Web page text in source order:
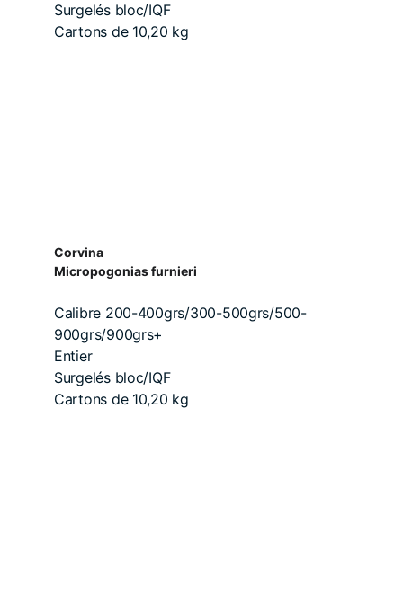
Surgelés bloc/IQF
Cartons de 10,20 kg
Corvina
Micropogonias furnieri
Calibre 200-400grs/300-500grs/500-
900grs/900grs+
Entier
Surgelés bloc/IQF
Cartons de 10,20 kg